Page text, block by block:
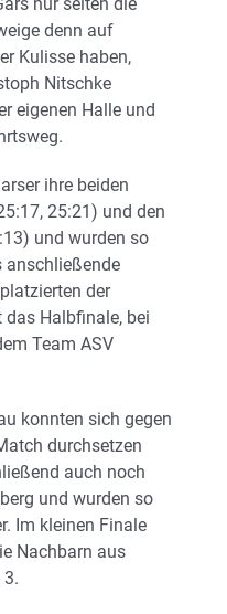
denn auf
Kulisse haben,
Nitschke
eigenen Halle und
ihre beiden
25:21) und den
und wurden so
anschließende
der
das Halbfinale, bei
Team ASV
konnten sich gegen
durchsetzen
auch noch
und wurden so
Im kleinen Finale
Nachbarn aus